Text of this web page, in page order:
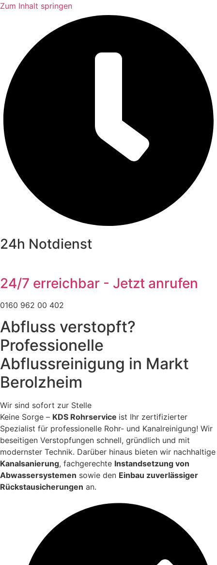
Zum Inhalt springen
24h Notdienst
24/7 erreichbar - Jetzt anrufen
0160 962 00 402
Abfluss verstopft?
Professionelle
Abflussreinigung in Markt
Berolzheim
Wir sind sofort zur Stelle
Keine Sorge – KDS Rohrservice ist Ihr zertifizierter
Spezialist für professionelle Rohr- und Kanalreinigung! Wir
beseitigen Verstopfungen schnell, gründlich und mit
modernster Technik. Darüber hinaus bieten wir nachhaltige
Kanalsanierung, fachgerechte Instandsetzung von
Abwassersystemen sowie den Einbau zuverlässiger
Rückstausicherungen an.